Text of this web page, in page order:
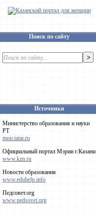
Поиск по сайту
Источники
Министерство образования и науки
РТ
mon.tatar.ru
Официальный портал Мэрии г.Казани
www.kzn.ru
Новости образования
www.eduhelp.info
Педсовет.org
www.pedsovet.org